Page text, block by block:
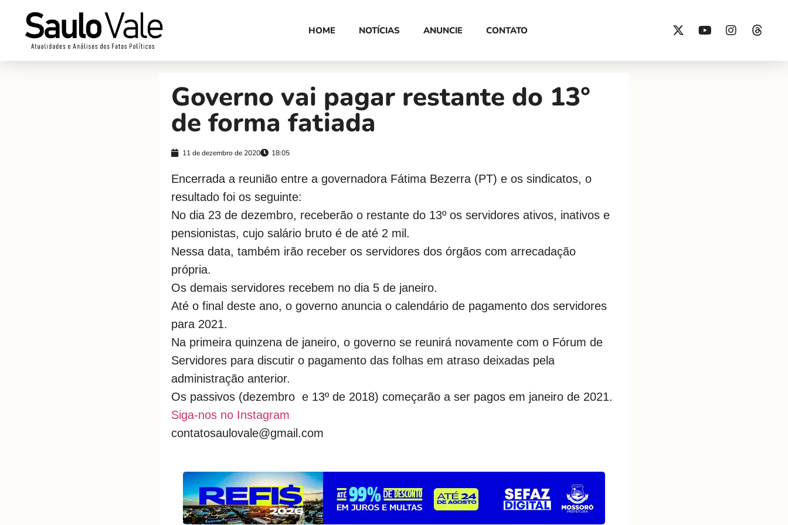
HOME NOTÍCIAS ANUNCIE CONTATO
Governo vai pagar restante do 13°
de forma fatiada
11 de dezembro de 2020 18:05
Encerrada a reunião entre a governadora Fátima Bezerra (PT) e os sindicatos, o
resultado foi os seguinte:
No dia 23 de dezembro, receberão o restante do 13º os servidores ativos, inativos e
pensionistas, cujo salário bruto é de até 2 mil.
Nessa data, também irão receber os servidores dos órgãos com arrecadação
própria.
Os demais servidores recebem no dia 5 de janeiro.
Até o final deste ano, o governo anuncia o calendário de pagamento dos servidores
para 2021.
Na primeira quinzena de janeiro, o governo se reunirá novamente com o Fórum de
Servidores para discutir o pagamento das folhas em atraso deixadas pela
administração anterior.
Os passivos (dezembro e 13º de 2018) começarão a ser pagos em janeiro de 2021.
Siga-nos no Instagram
contatosaulovale@gmail.com